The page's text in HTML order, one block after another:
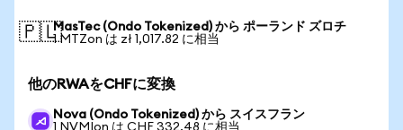
🇵🇱MasTec (Ondo Tokenized) から ポーランド ズロチ
1 MTZon は zł 1,017.82 に相当
他のRWAをCHFに変換
Nova (Ondo Tokenized) から スイスフラン
1 NVMIon は CHF 332.48 に相当